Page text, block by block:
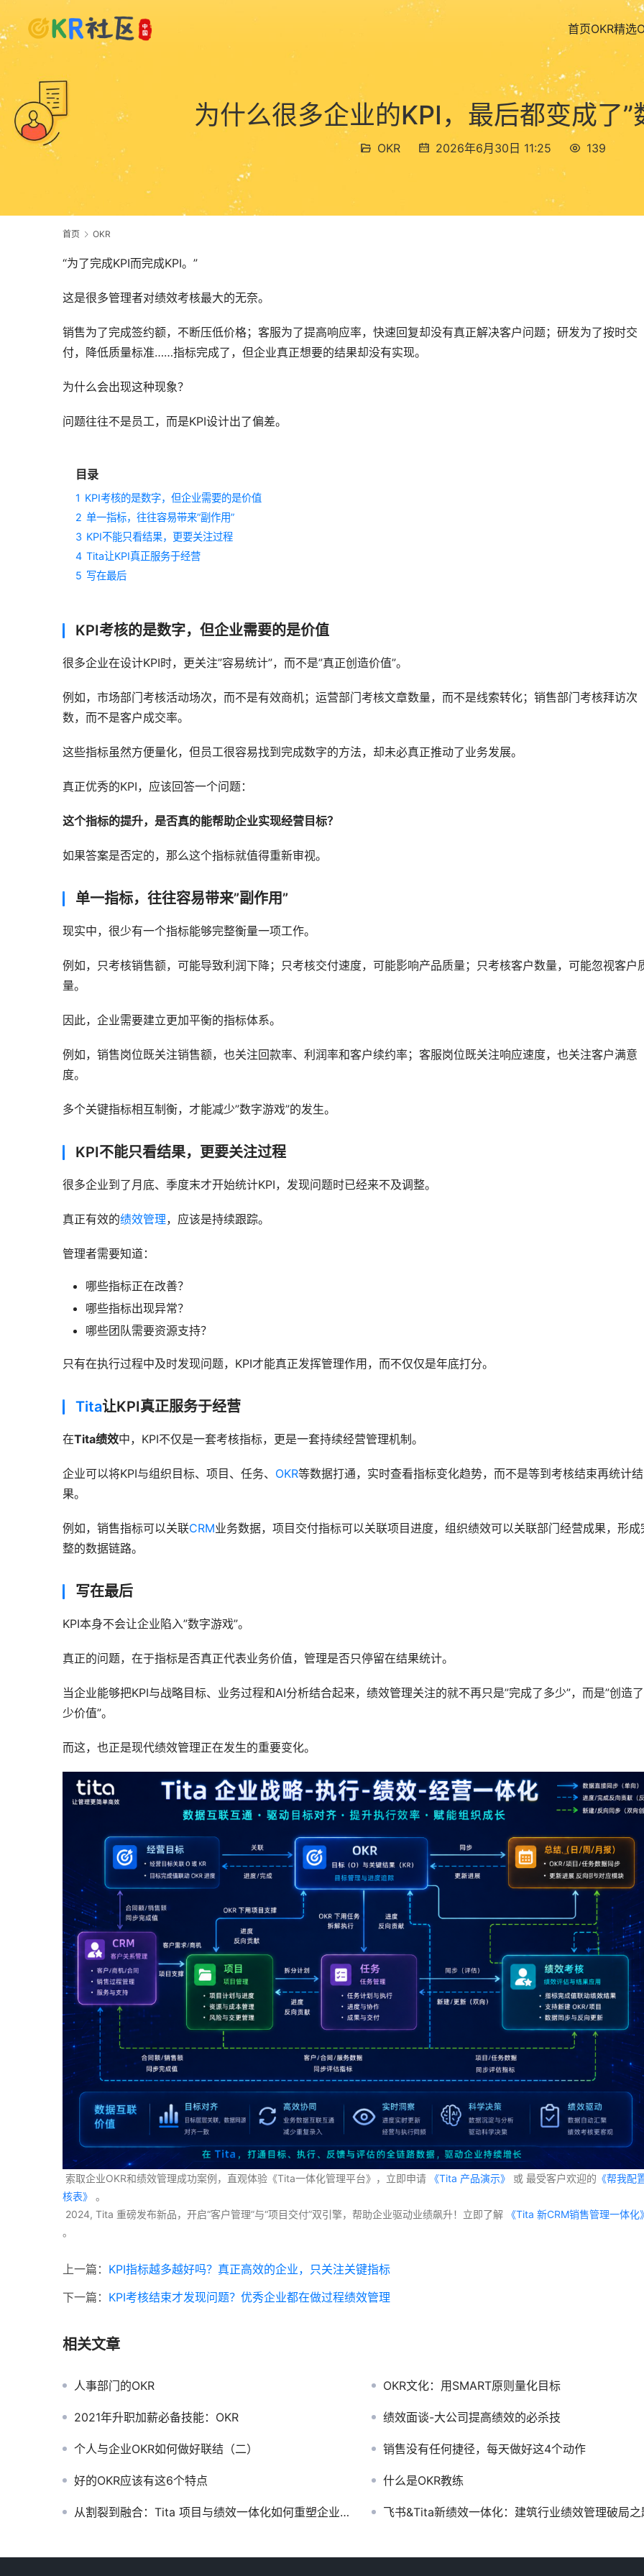
首页OKR精选
为什么很多企业的KPI，最后都变成了”
OKR 2026年6月30日 11:25 139
首页 OKR
“为了完成KPI而完成KPI。”
这是很多管理者对绩效考核最大的无奈。
销售为了完成签约额，不断压低价格；客服为了提高响应率，快速回复却没有真正解决客户问题；研发为了按时交
付，降低质量标准……指标完成了，但企业真正想要的结果却没有实现。
为什么会出现这种现象？
问题往往不是员工，而是KPI设计出了偏差。
目录
1 KPI考核的是数字，但企业需要的是价值
2 单一指标，往往容易带来”副作用”
3 KPI不能只看结果，更要关注过程
4 Tita让KPI真正服务于经营
5 写在最后
KPI考核的是数字，但企业需要的是价值
很多企业在设计KPI时，更关注”容易统计”，而不是”真正创造价值”。
例如，市场部门考核活动场次，而不是有效商机；运营部门考核文章数量，而不是线索转化；销售部门考核拜访次
数，而不是客户成交率。
这些指标虽然方便量化，但员工很容易找到完成数字的方法，却未必真正推动了业务发展。
真正优秀的KPI，应该回答一个问题：
这个指标的提升，是否真的能帮助企业实现经营目标？
如果答案是否定的，那么这个指标就值得重新审视。
单一指标，往往容易带来”副作用”
现实中，很少有一个指标能够完整衡量一项工作。
例如，只考核销售额，可能导致利润下降；只考核交付速度，可能影响产品质量；只考核客户数量，可能忽视客户
量。
因此，企业需要建立更加平衡的指标体系。
例如，销售岗位既关注销售额，也关注回款率、利润率和客户续约率；客服岗位既关注响应速度，也关注客户满意
度。
多个关键指标相互制衡，才能减少”数字游戏”的发生。
KPI不能只看结果，更要关注过程
很多企业到了月底、季度末才开始统计KPI，发现问题时已经来不及调整。
真正有效的绩效管理，应该是持续跟踪。
管理者需要知道：
哪些指标正在改善？
哪些指标出现异常？
哪些团队需要资源支持？
只有在执行过程中及时发现问题，KPI才能真正发挥管理作用，而不仅仅是年底打分。
Tita让KPI真正服务于经营
在Tita绩效中，KPI不仅是一套考核指标，更是一套持续经营管理机制。
企业可以将KPI与组织目标、项目、任务、 OKR等数据打通，实时查看指标变化趋势，而不是等到考核结束再统计结
果。
例如，销售指标可以关联CRM业务数据，项目交付指标可以关联项目进度，组织绩效可以关联部门经营成果，形成
整的数据链路。
写在最后
KPI本身不会让企业陷入”数字游戏”。
真正的问题，在于指标是否真正代表业务价值，管理是否只停留在结果统计。
当企业能够把KPI与战略目标、业务过程和AI分析结合起来，绩效管理关注的就不再只是”完成了多少”，而是”创造
少价值”。
而这，也正是现代绩效管理正在发生的重要变化。
索取企业OKR和绩效管理成功案例，直观体验《Tita一体化管理平台》，立即申请 《Tita 产品演示》 或 最受客户欢迎的 《帮我配
核表》
。
2024, Tita 重磅发布新品，开启“客户管理”与“项目交付”双引擎，帮助企业驱动业绩飙升！立即了解
。
上一篇： KPI指标越多越好吗？真正高效的企业，只关注关键指标
下一篇： KPI考核结束才发现问题？优秀企业都在做过程绩效管理
相关文章
人事部门的OKR OKR文化：用SMART原则量化目标
2021年升职加薪必备技能：OKR 绩效面谈-大公司提高绩效的必杀技
个人与企业OKR如何做好联结（二） 销售没有任何捷径，每天做好这4个动作
好的OKR应该有这6个特点 什么是OKR教练
从割裂到融合：Tita 项目与绩效一体化如何重塑企业管理新范式 飞书&Tita新绩效一体化：建筑行业绩效管理破局之